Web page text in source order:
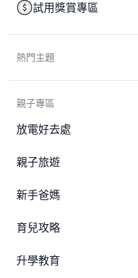
試用獎賞專區
熱門主題
親子專區
放電好去處
親子旅遊
新手爸媽
育兒攻略
升學教育